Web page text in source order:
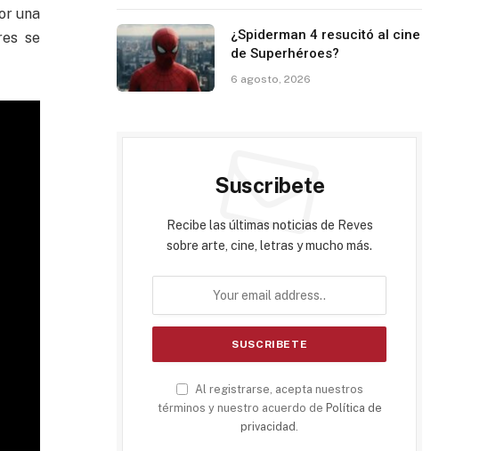
una
se
¿Spiderman 4 resucitó al cine
de Superhéroes?
6 agosto, 2026
Suscribete
Recibe las últimas noticias de Reves
sobre arte, cine, letras y mucho más.
Al registrarse, acepta nuestros
términos y nuestro acuerdo de Política de
privacidad